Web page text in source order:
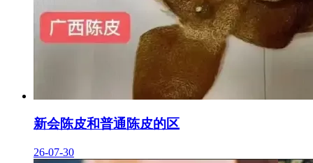
新会陈皮和普通陈皮的区
26-07-30